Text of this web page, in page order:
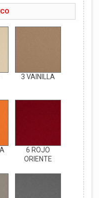
3 VAINILLA
6 ROJO
ORIENTE